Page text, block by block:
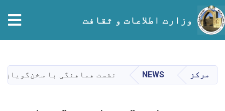
content
وزارت اطلاعات و ثقافت
مرکز NEWS نشست هماهنگی با سخن‌گویان